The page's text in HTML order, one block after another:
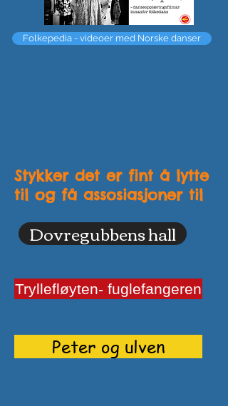
Folkepedia - videoer med Norske danser
Stykker det er fint å lytte
til og få assosiasjoner til
Dovregubbens hall
Tryllefløyten- fuglefangeren
Peter og ulven